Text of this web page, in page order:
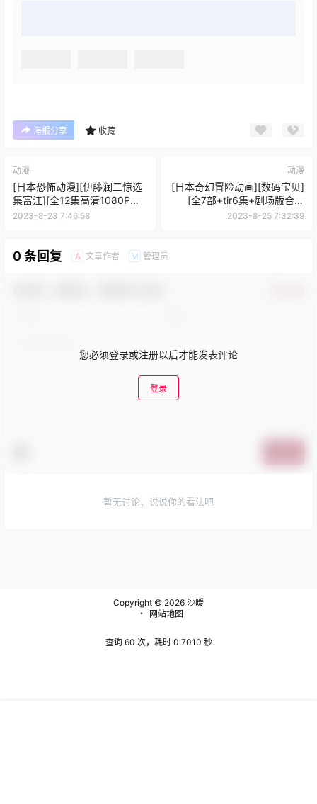
海报分享 收藏
动漫
[日本恐怖动漫][伊藤润二惊选
集富江][全12集高清1080P未
删减日语中字]
2023-8-23 7:46:58
动漫
[日本奇幻冒险动画][数码宝贝]
[全7部+tir6集+剧场版合集
(1999-2018)国粤中三语中字]
2023-8-25 7:32:39
0 条回复 A 文章作者 M 管理员
您必须登录或注册以后才能发表评论
登录
暂无讨论，说说你的看法吧
Copyright © 2026 沙暖
・
网站地图
查询 60 次，耗时 0.7010 秒